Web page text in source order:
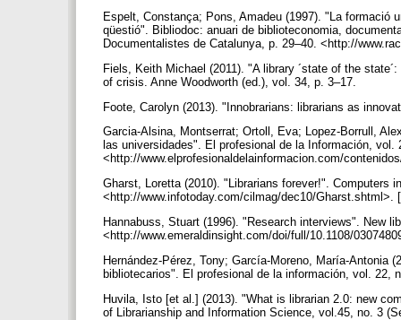
Espelt, Constança; Pons, Amadeu (1997). "La formació
qüestió". Bibliodoc: anuari de biblioteconomia,
Documentalistes de Catalunya, p. 29–40. <http://
Fiels, Keith Michael (2011). "A library ´state of the
of crisis. Anne Woodworth (ed.), vol. 34, p. 3–17.
Foote, Carolyn (2013). "Innobrarians: librarians as
Garcia-Alsina, Montserrat; Ortoll, Eva; Lopez-Borrull,
las universidades". El profesional de la Información, vol.
<http://www.elprofesionaldelainformacion.com/
Gharst, Loretta (2010). "Librarians forever!". Computers
<http://www.infotoday.com/cilmag/dec10/Gharst.shtml>.
Hannabuss, Stuart (1996). "Research interviews". New
<http://www.emeraldinsight.com/doi/full/10.1108/
Hernández-Pérez, Tony; García-Moreno, María-Antonia
bibliotecarios". El profesional de la información, vol. 22,
Huvila, Isto [et al.] (2013). "What is librarian 2.0: new
of Librarianship and Information Science, vol.45, no. 3